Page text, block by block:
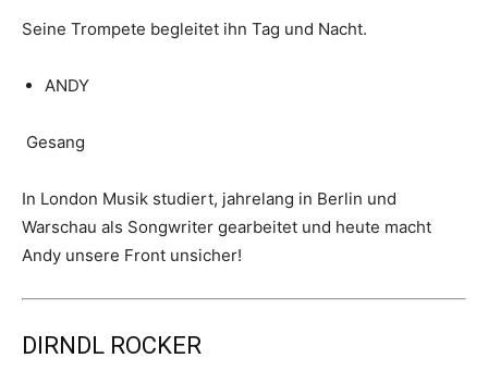
Seine Trompete begleitet ihn Tag und Nacht.
ANDY
Gesang
In London Musik studiert, jahrelang in Berlin und
Warschau als Songwriter gearbeitet und heute macht
Andy unsere Front unsicher!
DIRNDL ROCKER